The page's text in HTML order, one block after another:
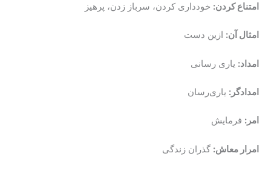
امتناع کردن: خودداری کردن، سرباز زدن، پرهیز
امثال آن: ازین دست
امداد: یاری رسانی
امدادگر: یاری‌رسان
امر: فرمایش
امرار معاش: گذران زندگی